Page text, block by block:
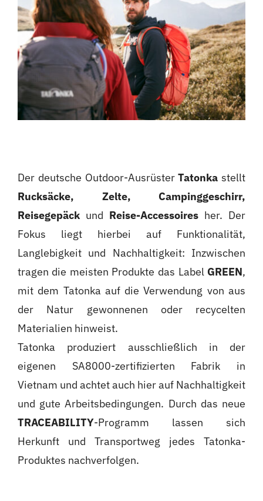
Der deutsche Outdoor-AusrüsterTatonka stellt
Rucksäcke, Zelte, Campinggeschirr,
Reisegepäckund Reise-Accessoires her. Der
Fokus liegt hierbei auf Funktionalität,
Langlebigkeit und Nachhaltigkeit: Inzwischen
tragen die meisten Produkte das Label GREEN,
mit dem Tatonka auf die Verwendung von aus
der Natur gewonnenen oder recycelten
Materialien hinweist.
Tatonka produziert ausschließlich in der
eigenen SA8000-zertifizierten Fabrik in
Vietnam und achtet auch hier auf Nachhaltigkeit
und gute Arbeitsbedingungen. Durch das neue
TRACEABILITY-Programm lassen sich
Herkunft und Transportweg jedes Tatonka-
Produktes nachverfolgen.